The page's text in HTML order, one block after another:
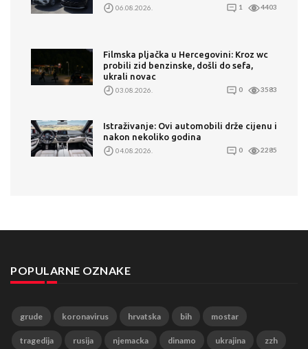
06.08.2026. 1 4403
Filmska pljačka u Hercegovini: Kroz wc
probili zid benzinske, došli do sefa,
ukrali novac
03.08.2026. 0 3583
Istraživanje: Ovi automobili drže cijenu i
nakon nekoliko godina
04.08.2026. 0 2285
POPULARNE OZNAKE
grude koronavirus hrvatska bih mostar
tragedija rusija njemacka dinamo ukrajina zzh